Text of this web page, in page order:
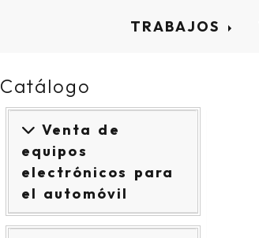
TRABAJOS
Catálogo
Venta de
equipos
electrónicos para
el automóvil